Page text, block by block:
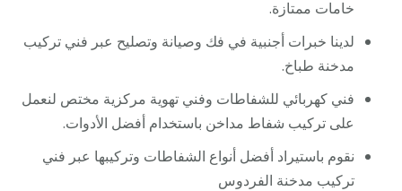
خامات ممتازة.
لدينا خبرات أجنبية في فك وصيانة وتصليح عبر فني تركيب
مدخنة طباخ.
فني كهربائي للشفاطات وفني تهوية مركزية مختص لنعمل
على تركيب شفاط مداخن باستخدام أفضل الأدوات.
نقوم باستيراد أفضل أنواع الشفاطات وتركيبها عبر فني
تركيب مدخنة الفردوس